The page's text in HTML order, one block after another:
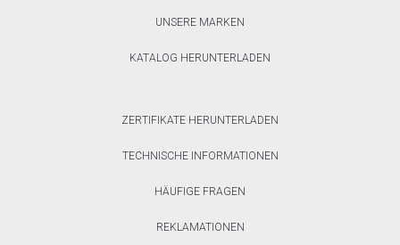
UNSERE MARKEN
KATALOG HERUNTERLADEN
ZERTIFIKATE HERUNTERLADEN
TECHNISCHE INFORMATIONEN
HÄUFIGE FRAGEN
REKLAMATIONEN